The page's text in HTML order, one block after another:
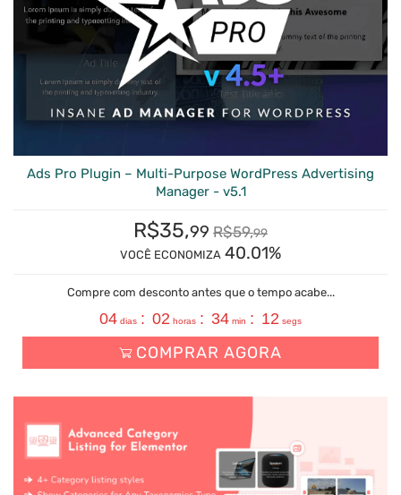
Ads Pro Plugin – Multi-Purpose WordPress Advertising
Manager - v5.1
R$35,99 R$59,99
VOCÊ ECONOMIZA 40.01%
Compre com desconto antes que o tempo acabe...
04 dias : 02 horas : 34 min : 11 segs
COMPRAR AGORA